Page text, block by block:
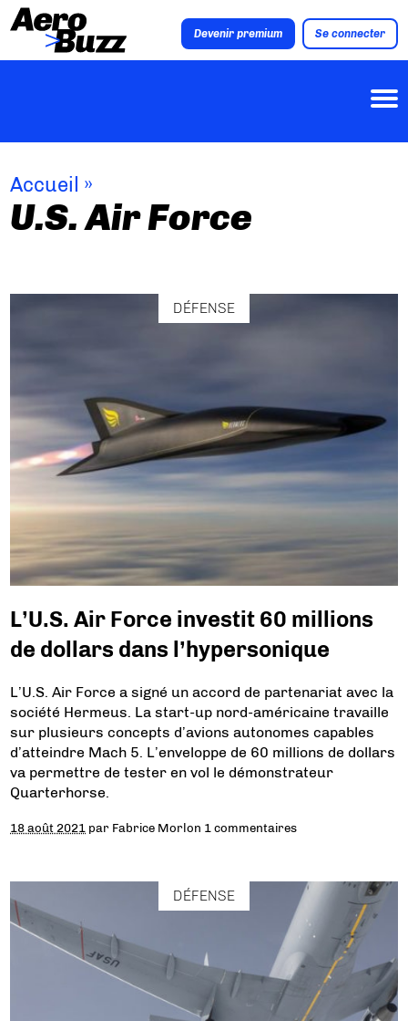
Devenir premium Se connecter
Accueil »
U.S. Air Force
DÉFENSE
L’U.S. Air Force investit 60 millions
de dollars dans l’hypersonique
L’U.S. Air Force a signé un accord de partenariat avec la
société Hermeus. La start-up nord-américaine travaille
sur plusieurs concepts d’avions autonomes capables
d’atteindre Mach 5. L’enveloppe de 60 millions de dollars
va permettre de tester en vol le démonstrateur
Quarterhorse.
18 août 2021 par Fabrice Morlon 1 commentaires
DÉFENSE